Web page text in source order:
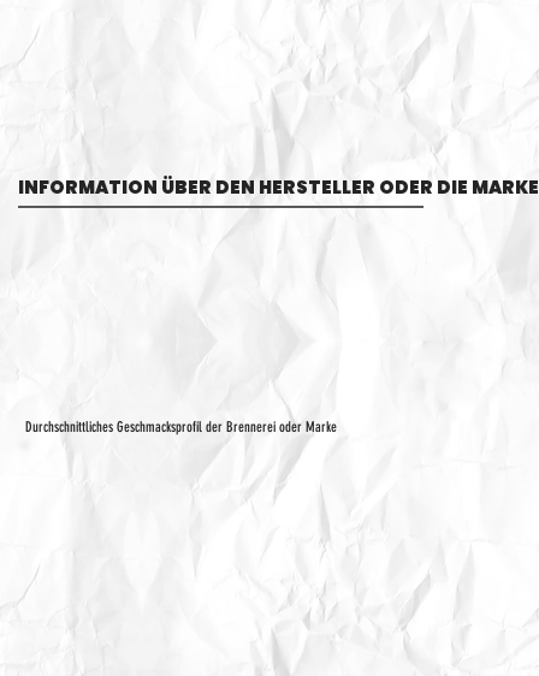
Durchschnittliches Geschmacksprofil der Brennerei oder Marke
INFORMATION ÜBER DEN HERSTELLER ODER DIE MARKE